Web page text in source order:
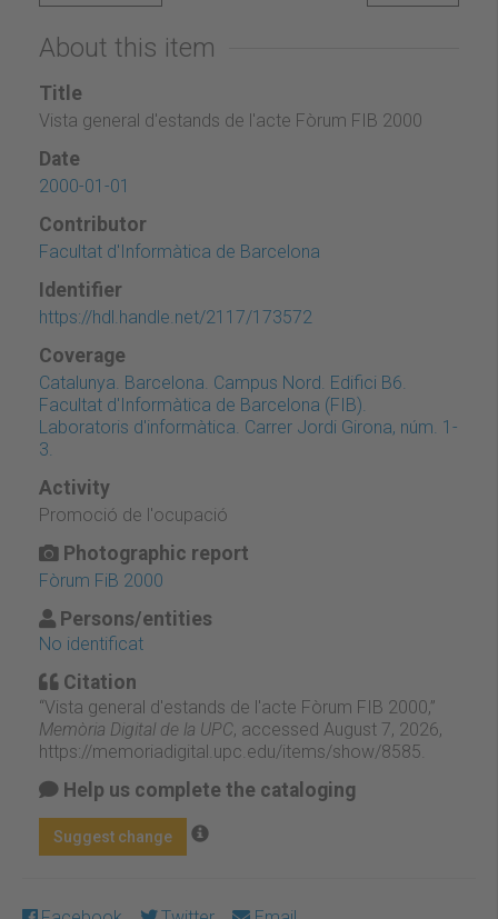
About this item
Title
Vista general d'estands de l'acte Fòrum FIB 2000
Date
2000-01-01
Contributor
Facultat d'Informàtica de Barcelona
Identifier
https://hdl.handle.net/2117/173572
Coverage
Catalunya. Barcelona. Campus Nord. Edifici B6.
Facultat d'Informàtica de Barcelona (FIB).
Laboratoris d'informàtica. Carrer Jordi Girona, núm. 1-
3.
Activity
Promoció de l'ocupació
Photographic report
Fòrum FiB 2000
Persons/entities
No identificat
Citation
“Vista general d'estands de l'acte Fòrum FIB 2000,”
Memòria Digital de la UPC, accessed August 7, 2026,
https://memoriadigital.upc.edu/items/show/8585
Help us complete the cataloging
Suggest change